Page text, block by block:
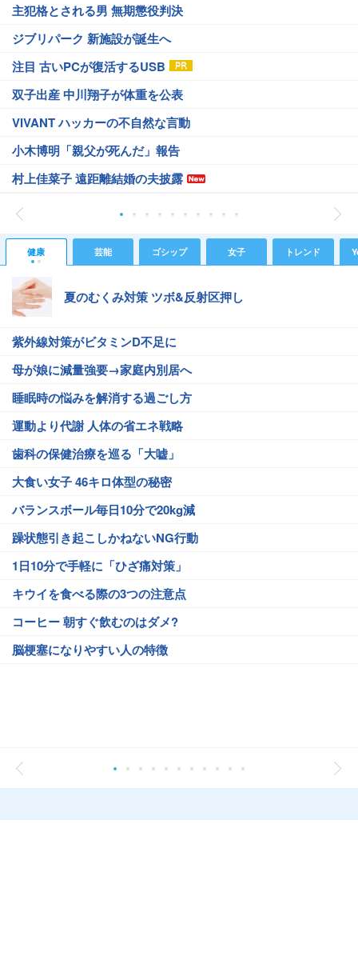
主犯格とされる男 無期懲役判決
ジブリパーク 新施設が誕生へ
注目 古いPCが復活するUSB
双子出産 中川翔子が体重を公表
VIVANT ハッカーの不自然な言動
小木博明「親父が死んだ」報告
村上佳菜子 遠距離結婚の夫披露
健康 芸能 ゴシップ 女子 トレンド
夏のむくみ対策 ツボ&反射区押し
紫外線対策がビタミンD不足に
母が娘に減量強要→家庭内別居へ
睡眠時の悩みを解消する過ごし方
運動より代謝 人体の省エネ戦略
歯科の保健治療を巡る「大嘘」
大食い女子 46キロ体型の秘密
バランスボール毎日10分で20kg減
躁状態引き起こしかねないNG行動
1日10分で手軽に「ひざ痛対策」
キウイを食べる際の3つの注意点
コーヒー 朝すぐ飲むのはダメ?
脳梗塞になりやすい人の特徴